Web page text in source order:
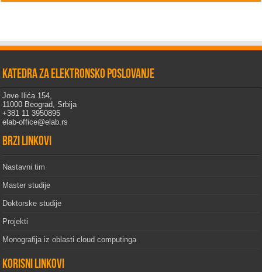
Katedra za elektronsko poslovanje
Jove Ilića 154,
11000 Beograd, Srbija
+381 11 3950895
elab-office@elab.rs
Brzi linkovi
Nastavni tim
Master studije
Doktorske studije
Projekti
Monografija iz oblasti cloud computinga
Korisni linkovi